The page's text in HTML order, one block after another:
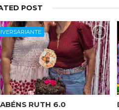
POST
RUTH 6.0